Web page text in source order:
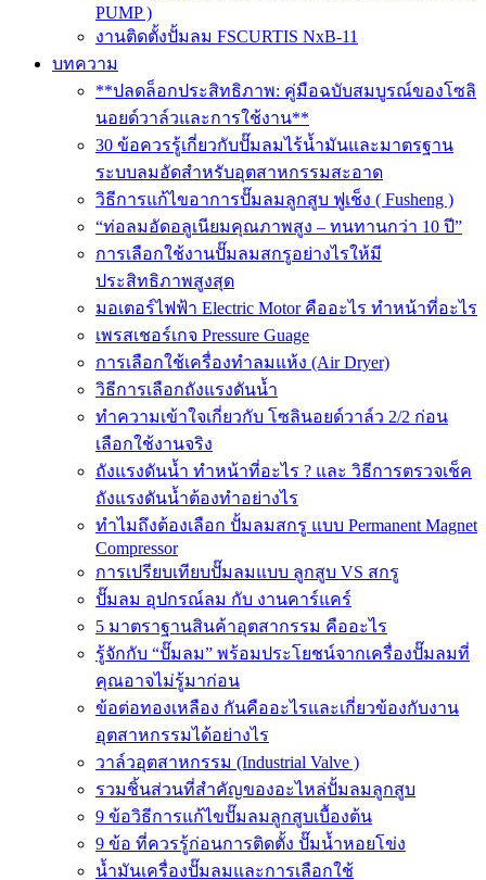
PUMP )
งานติดตั้งปั้มลม FSCURTIS NxB-11
บทความ
**ปลดล็อกประสิทธิภาพ: คู่มือฉบับสมบูรณ์ของโซลิ
นอยด์วาล์วและการใช้งาน**
30 ข้อควรรู้เกี่ยวกับปั๊มลมไร้น้ำมันและมาตรฐาน
ระบบลมอัดสำหรับอุตสาหกรรมสะอาด
วิธีการแก้ไขอาการปั๊มลมลูกสูบ ฟูเช็ง ( Fusheng )
“ท่อลมอัดอลูเนียมคุณภาพสูง – ทนทานกว่า 10 ปี”
การเลือกใช้งานปั๊มลมสกรูอย่างไรให้มี
ประสิทธิภาพสูงสุด
มอเตอร์ไฟฟ้า Electric Motor คืออะไร ทำหน้าที่อะไร
เพรสเชอร์เกจ Pressure Guage
การเลือกใช้เครื่องทำลมแห้ง (Air Dryer)
วิธีการเลือกถังแรงดันน้ำ
ทำความเข้าใจเกี่ยวกับ โซลินอยด์วาล์ว 2/2 ก่อน
เลือกใช้งานจริง
ถังแรงดันน้ำ ทำหน้าที่อะไร ? และ วิธีการตรวจเช็ค
ถังแรงดันน้ำต้องทำอย่างไร
ทำไมถึงต้องเลือก ปั้มลมสกรู แบบ Permanent Magnet
Compressor
การเปรียบเทียบปั๊มลมแบบ ลูกสูบ VS สกรู
ปั๊มลม อุปกรณ์ลม กับ งานคาร์แคร์
5 มาตราฐานสินค้าอุตสากรรม คืออะไร
รู้จักกับ “ปั๊มลม” พร้อมประโยชน์จากเครื่องปั๊มลมที่
คุณอาจไม่รู้มาก่อน
ข้อต่อทองเหลือง กันคืออะไรและเกี่ยวข้องกับงาน
อุตสาหกรรมได้อย่างไร
วาล์วอุตสาหกรรม (Industrial Valve )
รวมชิ้นส่วนที่สำคัญของอะไหล่ปั้มลมลูกสูบ
9 ข้อวิธีการแก้ไขปั๊มลมลูกสูบเบื้องต้น
9 ข้อ ที่ควรรู้ก่อนการติดตั้ง ปั๊มน้ำหอยโข่ง
น้ำมันเครื่องปั๊มลมและการเลือกใช้